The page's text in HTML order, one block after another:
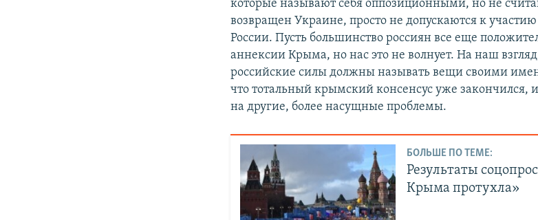
которые называют себя оппозиционными, но не
возвращен Украине, просто не допускаются к
России. Пусть большинство россиян все еще
аннексии Крыма, но нас это не волнует. На наш
российские силы должны называть вещи своими
что тотальный крымский консенсус уже
на другие, более насущные проблемы.
БОЛЬШЕ ПО ТЕМЕ:
Результаты
Крыма протухла»